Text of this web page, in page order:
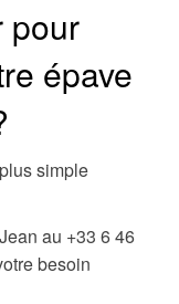
pour
épave
simple
au +33 6 46
besoin